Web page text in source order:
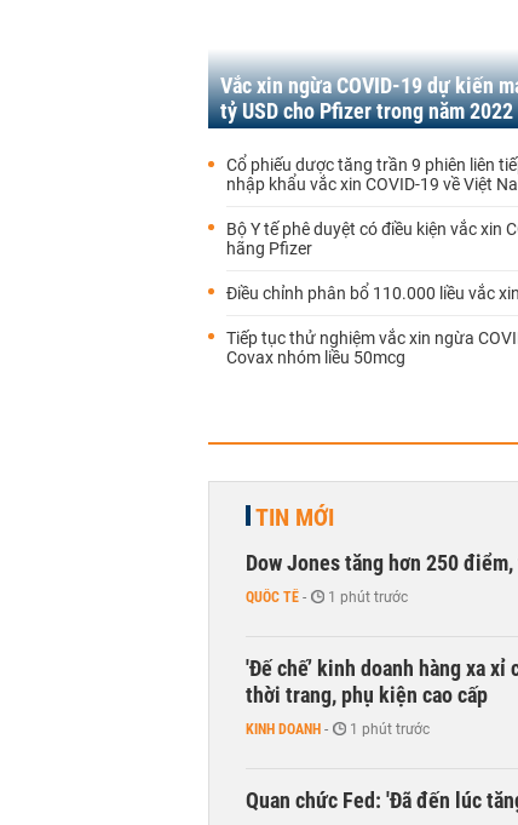
Vắc xin ngừa COVID-19 dự kiến
tỷ USD cho Pfizer trong năm 2022
Cổ phiếu dược tăng trần 9 phiên liên
nhập khẩu vắc xin COVID-19 về Việt
Bộ Y tế phê duyệt có điều kiện vắc xin
hãng Pfizer
Điều chỉnh phân bổ 110.000 liều vắc
Tiếp tục thử nghiệm vắc xin ngừa
Covax nhóm liều 50mcg
TIN MỚI
Dow Jones tăng hơn 250
QUỐC TẾ - 1 phút trước
'Đế chế’ kinh doanh hàng xa
thời trang, phụ kiện cao cấp
KINH DOANH - 1 phút trước
Quan chức Fed: 'Đã đến lúc